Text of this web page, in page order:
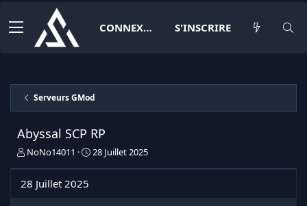
CONNEXION S'INSCRIRE
Serveurs GMod
Abyssal SCP RP
I
t
NoNo14011
D
28 Juillet 2025
28 Juillet 2025